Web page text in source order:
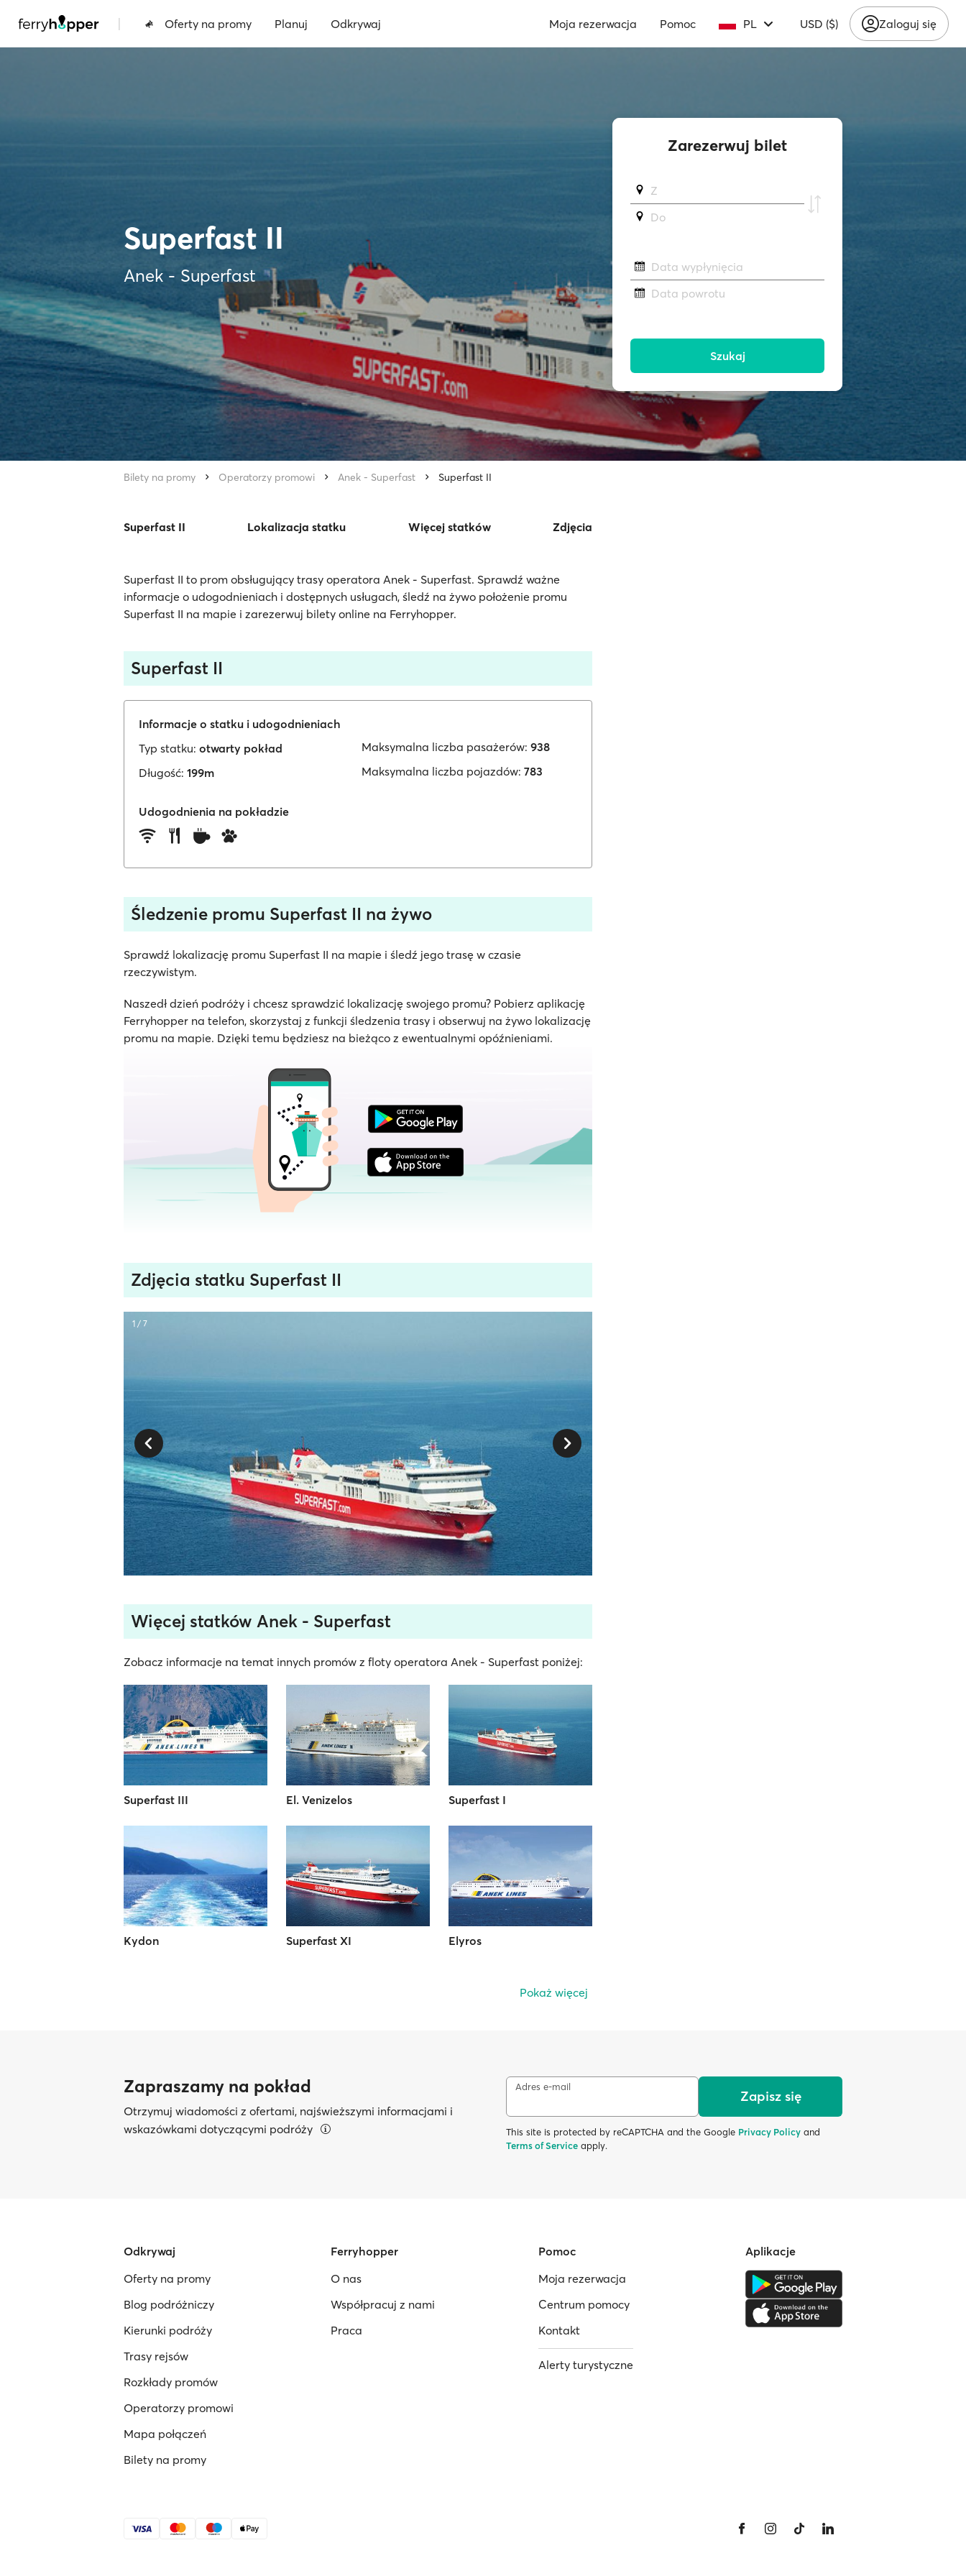
| Oferty na promy Planuj Odkrywaj Moja rezerwacja Pomoc PL USD ($) Zaloguj się
Superfast II
Anek - Superfast
Bilety na promy Operatorzy promowi Anek - Superfast Superfast II
Superfast II Lokalizacja statku Więcej statków Zdjęcia
Superfast II to prom obsługujący trasy operatora Anek - Superfast. Sprawdź ważne
informacje o udogodnieniach i dostępnych usługach, śledź na żywo położenie promu
Superfast II na mapie i zarezerwuj bilety online na Ferryhopper.
Superfast II
Informacje o statku i udogodnieniach
Typ statku: otwarty pokład
Długość: 199m
Maksymalna liczba pasażerów: 938
Maksymalna liczba pojazdów: 783
Udogodnienia na pokładzie
Śledzenie promu Superfast II na żywo
Sprawdź lokalizację promu Superfast II na mapie i śledź jego trasę w czasie
rzeczywistym.
Naszedł dzień podróży i chcesz sprawdzić lokalizację swojego promu? Pobierz aplikację
Ferryhopper na telefon, skorzystaj z funkcji śledzenia trasy i obserwuj na żywo lokalizację
promu na mapie. Dzięki temu będziesz na bieżąco z ewentualnymi opóźnieniami.
Zdjęcia statku Superfast II
1 / 7
Więcej statków Anek - Superfast
Zobacz informacje na temat innych promów z floty operatora Anek - Superfast poniżej:
Superfast III El. Venizelos Superfast I
Kydon Superfast XI Elyros
Pokaż więcej
Zarezerwuj bilet
Z
Do
Data wypłynięcia
Data powrotu
Szukaj
Zapraszamy na pokład
Otrzymuj wiadomości z ofertami, najświeższymi informacjami i
wskazówkami dotyczącymi podróży
Adres e-mail
Zapisz się
This site is protected by reCAPTCHA and the Google Privacy Policy and
Terms of Service apply.
Odkrywaj
Oferty na promy
Blog podróżniczy
Kierunki podróży
Trasy rejsów
Rozkłady promów
Operatorzy promowi
Mapa połączeń
Bilety na promy
Ferryhopper
O nas
Współpracuj z nami
Praca
Pomoc
Moja rezerwacja
Centrum pomocy
Kontakt
Alerty turystyczne
Aplikacje